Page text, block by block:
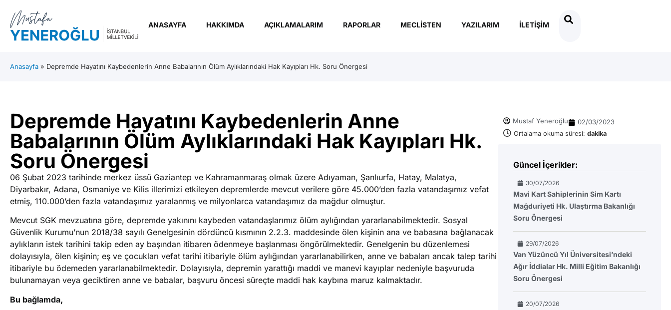
ANASAYFA HAKKIMDA AÇIKLAMALARIM RAPORLAR MECLISTEN YAZILARIM İLETIŞIM
Anasayfa » Depremde Hayatını Kaybedenlerin Anne Babalarının Ölüm Aylıklarındaki Hak Kayıpları Hk. Soru Önergesi
Depremde Hayatını Kaybedenlerin Anne
Babalarının Ölüm Aylıklarındaki Hak Kayıpları Hk.
Soru Önergesi
06 Şubat 2023 tarihinde merkez üssü Gaziantep ve Kahramanmaraş olmak üzere Adıyaman, Şanlıurfa, Hatay, Malatya,
Diyarbakır, Adana, Osmaniye ve Kilis illerimizi etkileyen depremlerde mevcut verilere göre 45.000’den fazla vatandaşımız vefat
etmiş, 110.000’den fazla vatandaşımız yaralanmış ve milyonlarca vatandaşımız da mağdur olmuştur.
Mevcut SGK mevzuatına göre, depremde yakınını kaybeden vatandaşlarımız ölüm aylığından yararlanabilmektedir. Sosyal
Güvenlik Kurumu’nun 2018/38 sayılı Genelgesinin dördüncü kısmının 2.2.3. maddesinde ölen kişinin ana ve babasına bağlanacak
aylıkların istek tarihini takip eden ay başından itibaren ödenmeye başlanması öngörülmektedir. Genelgenin bu düzenlemesi
dolayısıyla, ölen kişinin; eş ve çocukları vefat tarihi itibariyle ölüm aylığından yararlanabilirken, anne ve babaları ancak talep tarihi
itibariyle bu ödemeden yararlanabilmektedir. Dolayısıyla, depremin yarattığı maddi ve manevi kayıplar nedeniyle başvuruda
bulunamayan veya geciktiren anne ve babalar, başvuru öncesi süreçte maddi hak kaybına maruz kalmaktadır.
Bu bağlamda,
Mustaf Yeneroğlu 02/03/2023
Ortalama okuma süresi: dakika
Güncel İçerikler:
30/07/2026
Mavi Kart Sahiplerinin Sim Kartı
Mağduriyeti Hk. Ulaştırma Bakanlığı
Soru Önergesi
29/07/2026
Van Yüzüncü Yıl Üniversitesi’ndeki
Ağır İddialar Hk. Milli Eğitim Bakanlığı
Soru Önergesi
20/07/2026